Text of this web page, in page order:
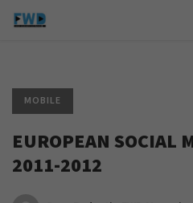
MOBILE
EUROPEAN SOCIAL
2011-2012